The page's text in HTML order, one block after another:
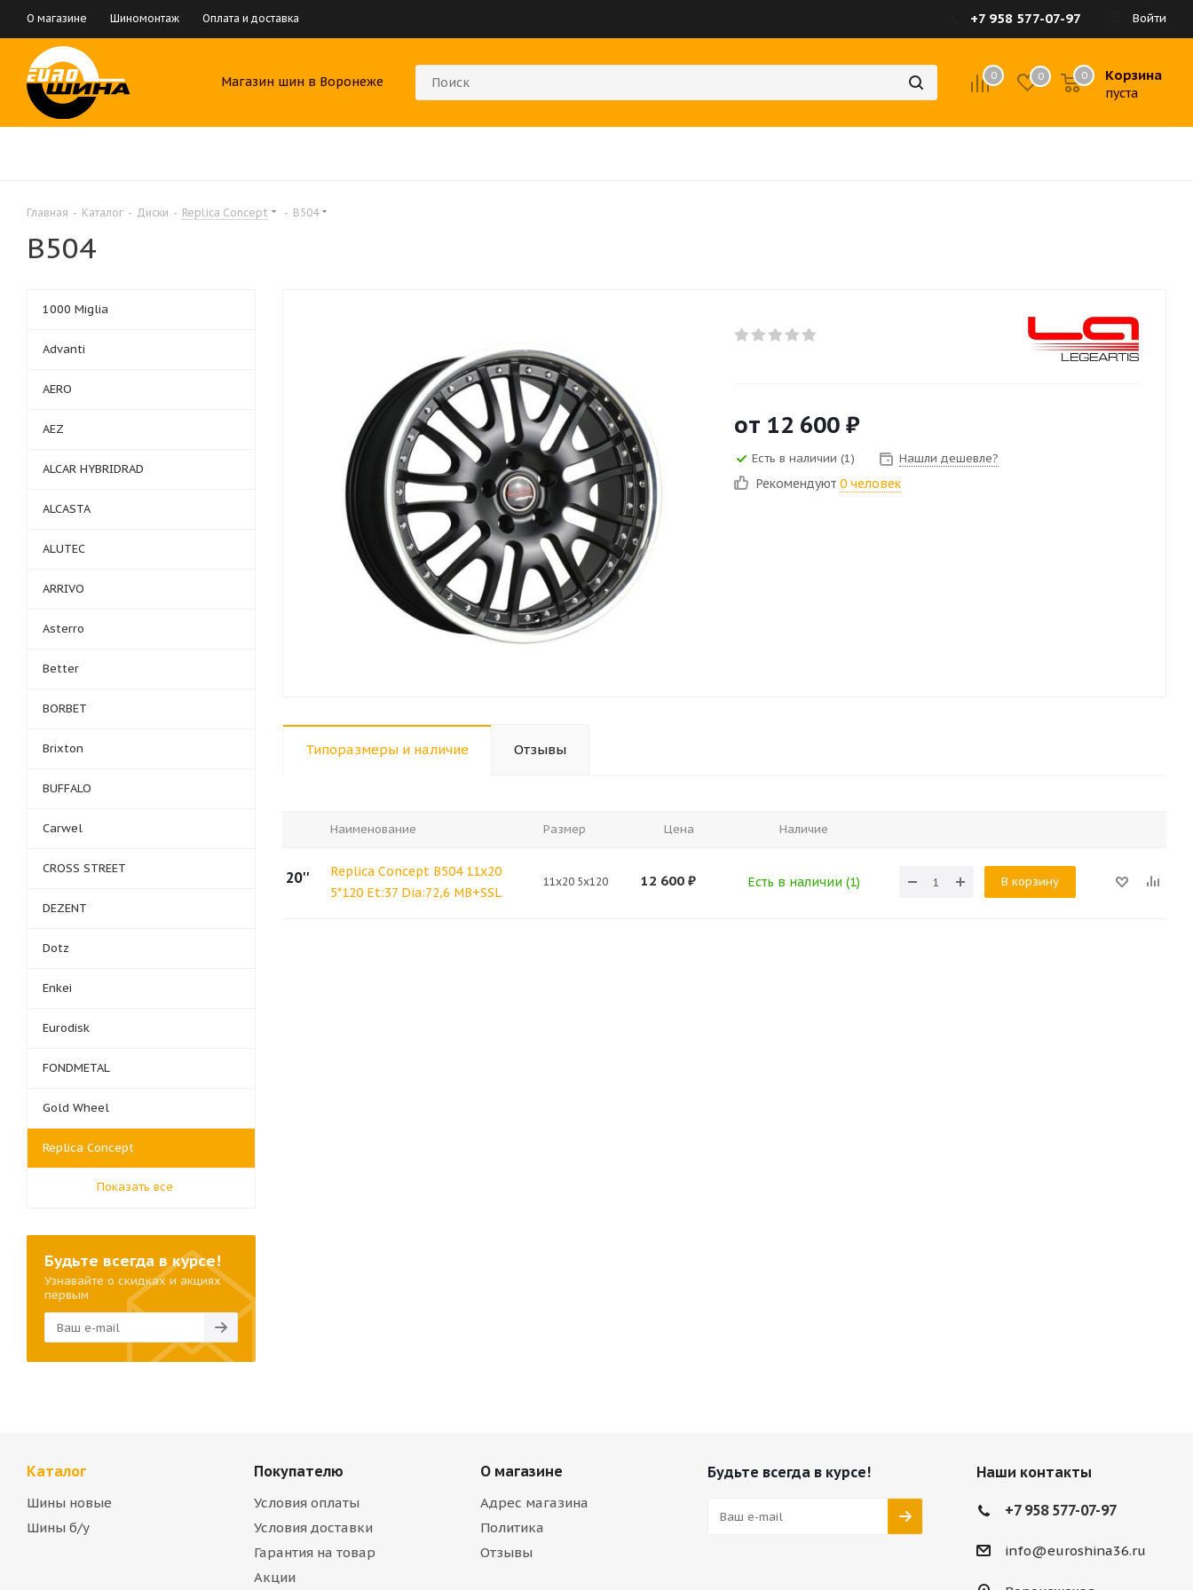
О магазине Шиномонтаж Оплата и доставка Войти
+7 958 577-07-97
Магазин шин в Воронеже 0 0 Корзина
пуста
0
Главная - Каталог - Диски - Replica Concept - B504
B504
от 12 600 ₽
Есть в наличии (1) Нашли дешевле?
Рекомендуют 0 человек
Типоразмеры и наличие Отзывы
Наименование Размер Цена Наличие
20''
Replica Concept B504 11x20
5*120 Et:37 Dia:72,6 MB+SSL
11x20 5x120 12 600 ₽ Есть в наличии (1) В корзину
1000 Miglia
Advanti
AERO
AEZ
ALCAR HYBRIDRAD
ALCASTA
ALUTEC
ARRIVO
Asterro
Better
BORBET
Brixton
BUFFALO
Carwel
CROSS STREET
DEZENT
Dotz
Enkei
Eurodisk
FONDMETAL
Gold Wheel
Replica Concept
Показать все
Будьте всегда в курсе!
Узнавайте о скидках и акциях
первым
Каталог
Шины новые
Шины б/у
Покупателю
Условия оплаты
Условия доставки
Гарантия на товар
Акции
О магазине
Адрес магазина
Политика
Отзывы
Будьте всегда в курсе! Наши контакты
+7 958 577-07-97
info@euroshina36.ru